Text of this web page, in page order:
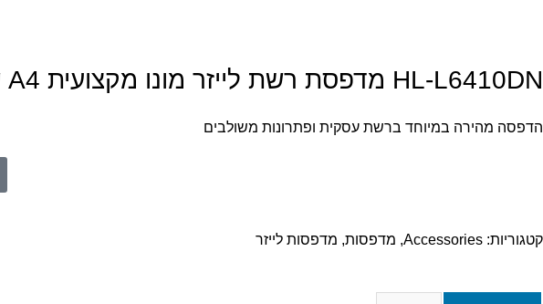
HL-L6410DN מדפסת רשת לייזר מונו מקצועית A4 של brother
הדפסה מהירה במיוחד ברשת עסקית ופתרונות משולבים
קטגוריות: Accessories
, מדפסות, מדפסות לייזר